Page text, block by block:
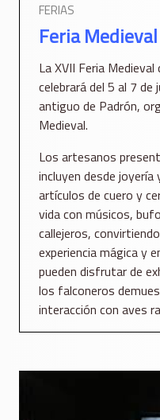
FERIAS
Feria
La XVII Feria
celebrará del 5 al 7 de
antiguo de Padrón,
Medieval.
Los artesanos
incluyen desde
artículos de cuero y
vida con músicos,
callejeros,
experiencia mágica y
pueden disfrutar de
los falconeros
interacción con aves